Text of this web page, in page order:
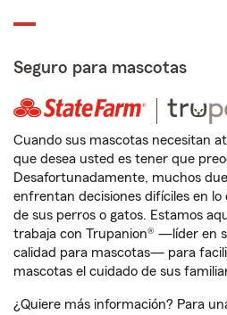
Seguro para mascotas
Cuando sus mascotas necesitan
que desea usted es tener que
Desafortunadamente, muchos
enfrentan decisiones difíciles en
de sus perros o gatos. Estamos
trabaja con Trupanion® —líder en
calidad para mascotas— para
mascotas el cuidado de sus
¿Quiere más información? Para